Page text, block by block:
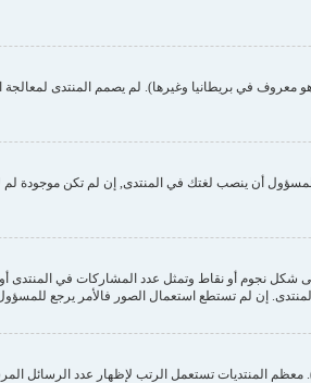
في بريطانيا وغيرها). لم يصمم المنتدى
إن لم تستطع استعمال الصور فالأمر يرجع
المنتديات تستعمل الرتب لإظهار عدد الرسائل